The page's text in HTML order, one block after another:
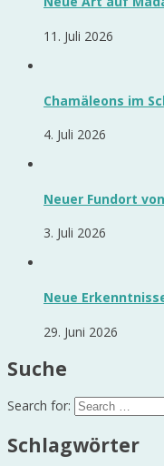
11. Juli 2026
Chamäleons im
4. Juli 2026
Neuer Fundort
3. Juli 2026
Neue
29. Juni 2026
Suche
Search for:
Schlagwörter